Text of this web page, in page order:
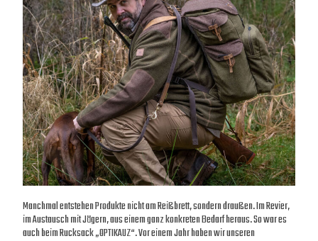
Manchmal entstehen Produkte nicht am Reißbrett, sondern draußen. Im Revier,
im Austausch mit Jägern, aus einem ganz konkreten Bedarf heraus. So war es
auch beim Rucksack „OPTIKAUZ“. Vor einem Jahr haben wir unseren